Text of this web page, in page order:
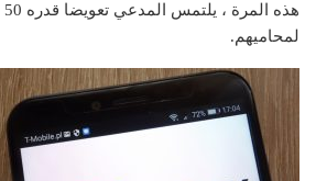
لمحاميهم.